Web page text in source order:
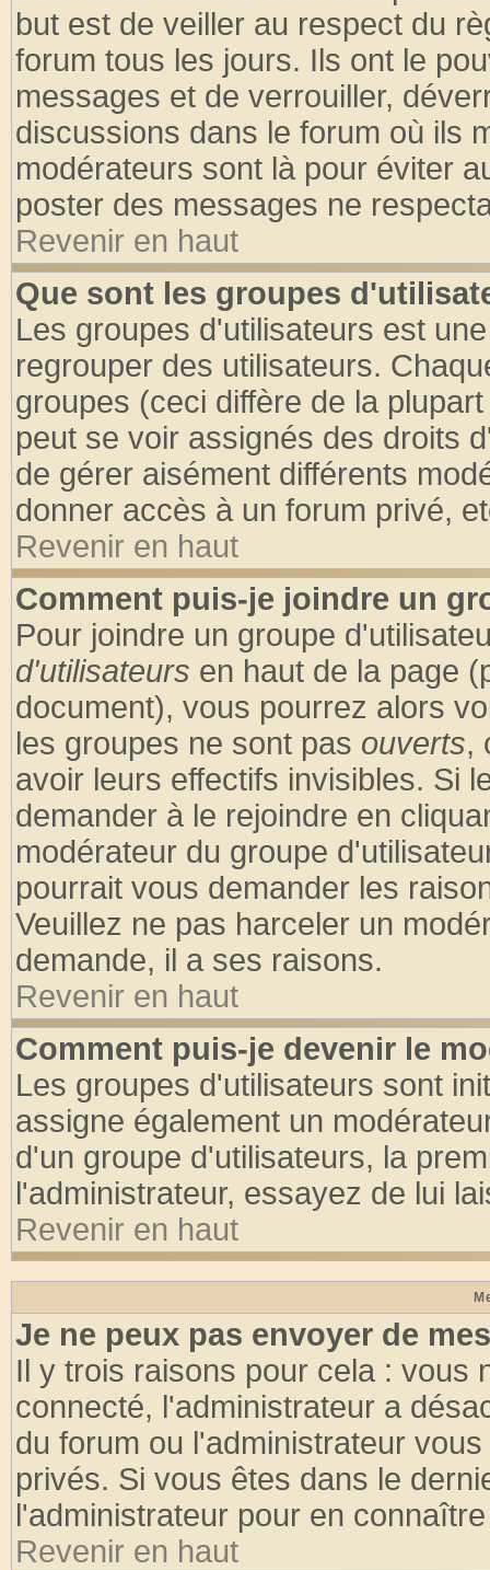
but est de veiller au respect du
forum tous les jours. Ils ont le
messages et de verrouiller,
discussions dans le forum où ils
modérateurs sont là pour éviter
poster des messages ne
Revenir en haut
Que sont les groupes
Les groupes d'utilisateurs est
regrouper des utilisateurs.
groupes (ceci diffère de la
peut se voir assignés des droits
de gérer aisément différents
donner accès à un forum privé,
Revenir en haut
Comment puis-je joindre un
Pour joindre un groupe
d'utilisateurs en haut de la page
document), vous pourrez alors
les groupes ne sont pas ouverts,
avoir leurs effectifs invisibles. Si
demander à le rejoindre en
modérateur du groupe
pourrait vous demander les
Veuillez ne pas harceler un
demande, il a ses raisons.
Revenir en haut
Comment puis-je devenir le
Les groupes d'utilisateurs sont
assigne également un
d'un groupe d'utilisateurs, la
l'administrateur, essayez de lui
Revenir en haut
Je ne peux pas envoyer de
Il y trois raisons pour cela : vous
connecté, l'administrateur a
du forum ou l'administrateur
privés. Si vous êtes dans le
l'administrateur pour en
Revenir en haut